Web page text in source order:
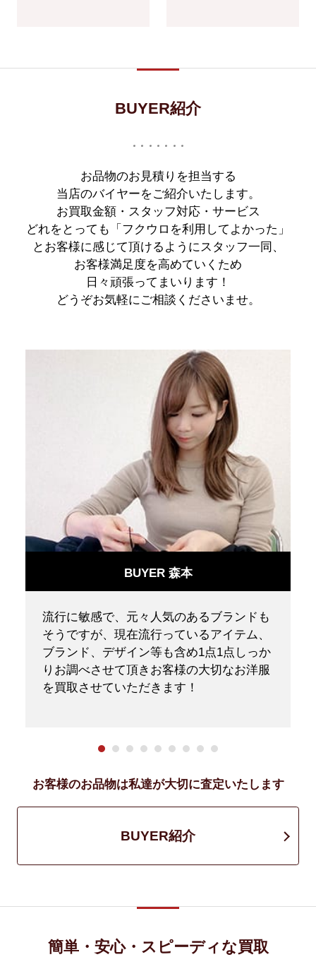
BUYER紹介
お品物のお見積りを担当する
当店のバイヤーをご紹介いたします。
お買取金額・スタッフ対応・サービス
どれをとっても
「フクウロを利用してよかった」
とお客様に感じて頂けるようにスタッフ一同、
お客様満足度を高めていくため
日々頑張ってまいります！
どうぞお気軽にご相談くださいませ。
BUYER 森本
流行に敏感で、元々人気のあるブランドも
そうですが、現在流行っているアイテム、
ブランド、デザイン等も含め1点1点しっか
りお調べさせて頂きお客様の大切なお洋服
を買取させていただきます！
お客様のお品物は私達が大切に査定いたします
BUYER紹介
簡単・安心・スピーディな買取